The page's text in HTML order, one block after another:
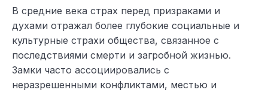
В средние века страх перед призраками и
духами отражал более глубокие социальные и
культурные страхи общества, связанное с
последствиями смерти и загробной жизнью.
Замки часто ассоциировались с
неразрешенными конфликтами, местью и